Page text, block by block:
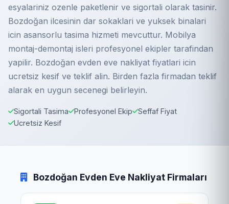
esyalariniz ozenle paketlenir ve sigortali olarak tasinir.
Bozdoğan ilcesinin dar sokaklari ve yuksek binalari
icin asansorlu tasima hizmeti mevcuttur. Mobilya
montaj-demontaj isleri profesyonel ekipler tarafindan
yapilir. Bozdoğan evden eve nakliyat fiyatlari icin
ucretsiz kesif ve teklif alin. Birden fazla firmadan teklif
alarak en uygun secenegi belirleyin.
Sigortali Tasima Profesyonel Ekip
Seffaf Fiyat
Ucretsiz Kesif
Bozdoğan Evden Eve Nakliyat Firmaları